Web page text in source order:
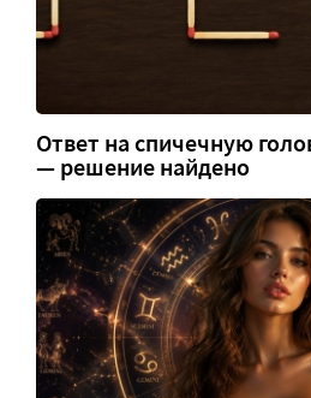
Ответ на спичечную
— решение найдено